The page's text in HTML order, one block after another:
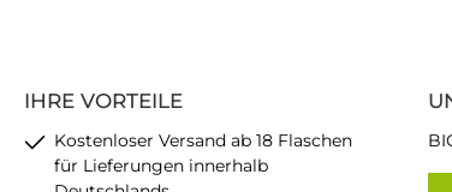
IHRE VORTEILE
Kostenloser Versand ab 18 Flaschen
für Lieferungen innerhalb